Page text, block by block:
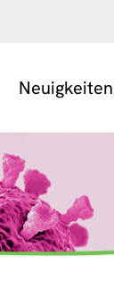
Neuigkeiten